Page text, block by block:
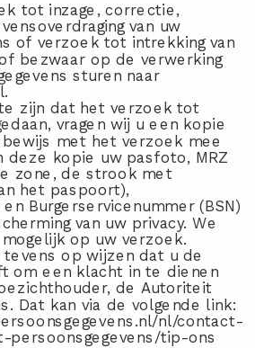
tot inzage, correctie,
van uw
of verzoek tot intrekking van
bezwaar op de verwerking
sturen naar
zijn dat het verzoek tot
vragen wij u een kopie
met het verzoek mee
deze kopie uw pasfoto, MRZ
zone, de strook met
het paspoort),
Burgerservicenummer (BSN)
van uw privacy. We
op uw verzoek.
op wijzen dat u de
om een klacht in te dienen
de Autoriteit
Dat kan via de volgende link:
nl/contact-
tip-ons